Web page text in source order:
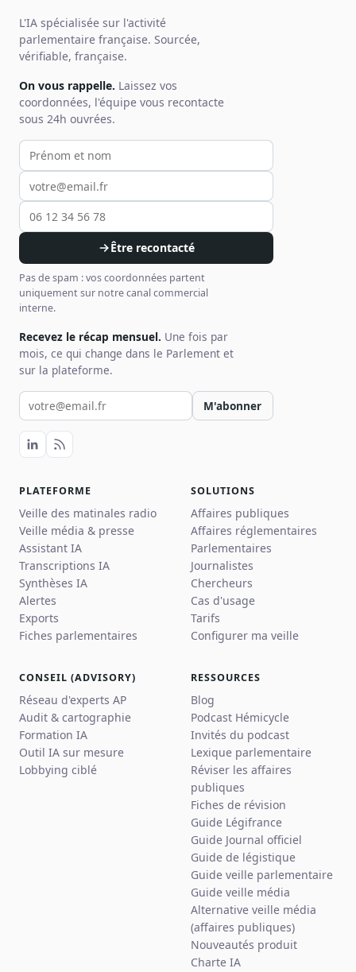
L'IA spécialisée sur l'activité
parlementaire française. Sourcée,
vérifiable, française.
On vous rappelle. Laissez vos
coordonnées, l'équipe vous recontacte
sous 24h ouvrées.
Votre prénom et nom
Votre email
Votre téléphone
Être recontacté
Pas de spam : vos coordonnées partent
uniquement sur notre canal commercial
interne.
Recevez le récap mensuel. Une fois par
mois, ce qui change dans le Parlement et
sur la plateforme.
Votre email pour la newsletter
M'abonner
PLATEFORME
Veille des matinales radio
Veille média & presse
Assistant IA
Transcriptions IA
Synthèses IA
Alertes
Exports
Fiches parlementaires
SOLUTIONS
Affaires publiques
Affaires réglementaires
Parlementaires
Journalistes
Chercheurs
Cas d'usage
Tarifs
Configurer ma veille
CONSEIL (ADVISORY)
Réseau d'experts AP
Audit & cartographie
Formation IA
Outil IA sur mesure
Lobbying ciblé
RESSOURCES
Blog
Podcast Hémicycle
Invités du podcast
Lexique parlementaire
Réviser les affaires
publiques
Fiches de révision
Guide Légifrance
Guide Journal officiel
Guide de légistique
Guide veille parlementaire
Guide veille média
Alternative veille média
(affaires publiques)
Nouveautés produit
Charte IA